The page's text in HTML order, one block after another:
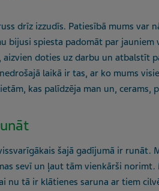
drīz izzudīs. Patiesībā mums var
bijusi spiesta padomāt par
doties uz darbu un atbalstīt
laikā ir tas, ar ko mums
kas palīdzēja man un, cerams,
šajā gadījumā ir runāt.
sevī un ļaut tām vienkārši
nu tā ir klātienes saruna ar tiem